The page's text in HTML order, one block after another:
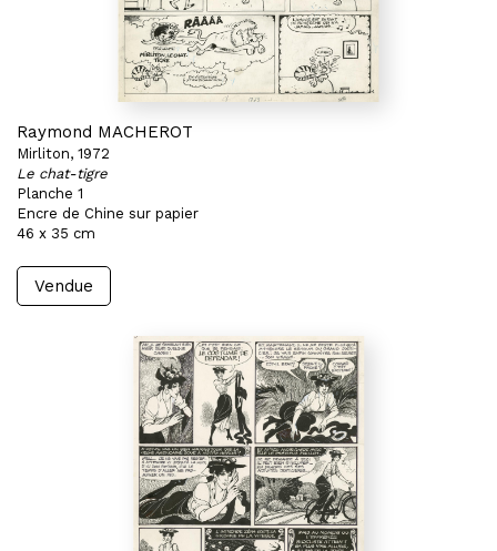
Raymond MACHEROT
Mirliton, 1972
Le chat-tigre
Planche 1
Encre de Chine sur papier
46 x 35 cm
Vendue